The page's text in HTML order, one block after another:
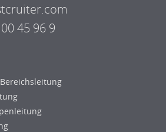
Klima
& Fertigung Leitung, Teamleitung
45 96 9